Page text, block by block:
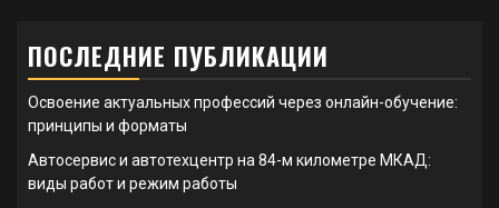
ПОСЛЕДНИЕ ПУБЛИКАЦИИ
Освоение актуальных профессий через онлайн-обучение:
принципы и форматы
Автосервис и автотехцентр на 84-м километре МКАД:
виды работ и режим работы